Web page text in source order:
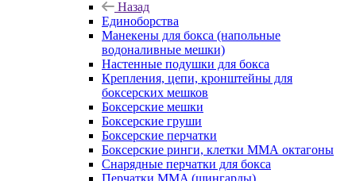
Назад
Единоборства
Манекены для бокса (напольные
водоналивные мешки)
Настенные подушки для бокса
Крепления, цепи, кронштейны для
боксерских мешков
Боксерские мешки
Боксерские груши
Боксерские перчатки
Боксерские ринги, клетки ММА октагоны
Снарядные перчатки для бокса
Перчатки MMA (шингарды)